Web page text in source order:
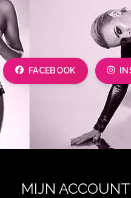
FACEBOOK
MIJN ACCOUNT